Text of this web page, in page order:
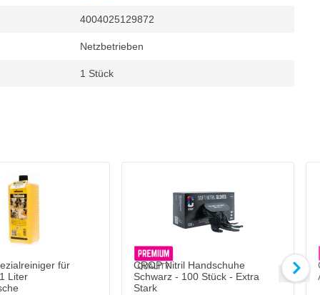
4004025129872
Netzbetrieben
1 Stück
für
Liter
Ausführung
In den
CROP Nitril Handschuhe
Schwarz - 100 Stück - Extra
Stark